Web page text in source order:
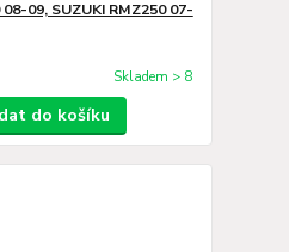
09, SUZUKI RMZ250 07-
Skladem > 8
do košíku